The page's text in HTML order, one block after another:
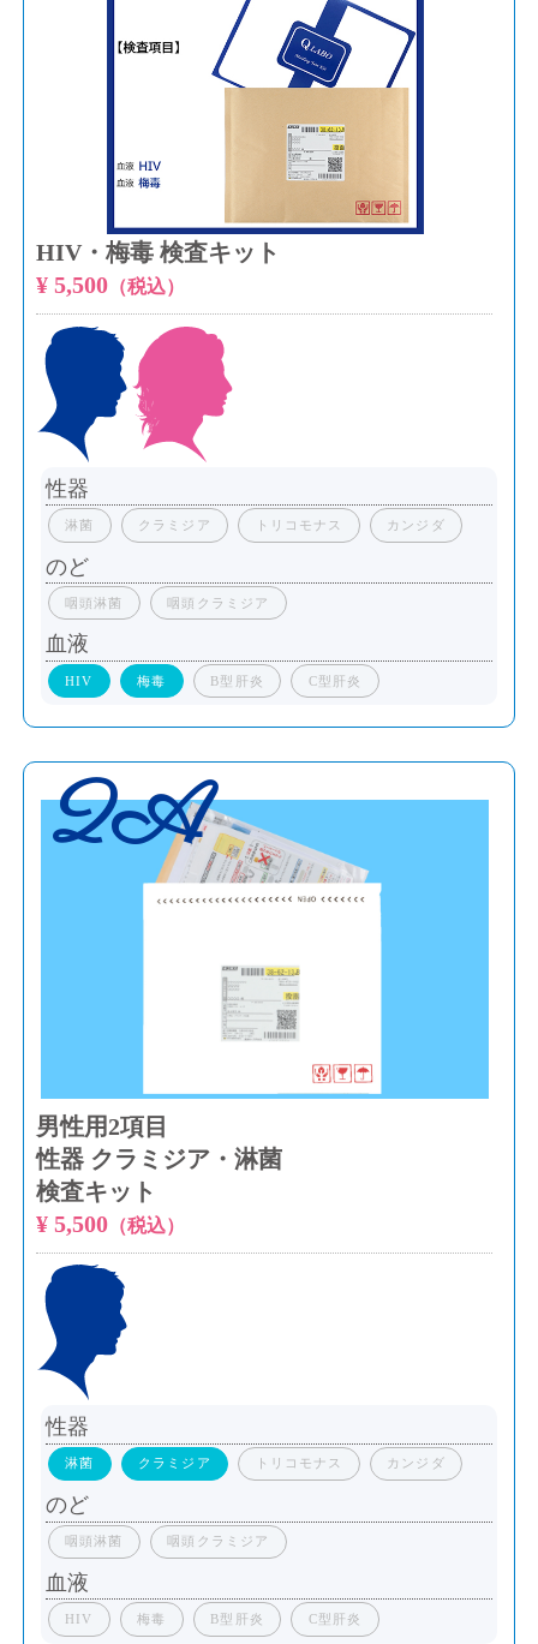
HIV・梅毒 検査キット
¥ 5,500（税込）
性器
淋菌 クラミジア トリコモナス カンジダ
のど
咽頭淋菌 咽頭クラミジア
血液
HIV 梅毒 B型肝炎 C型肝炎
2A
男性用2項目
性器 クラミジア・淋菌
検査キット
¥ 5,500（税込）
性器
淋菌 クラミジア トリコモナス カンジダ
のど
咽頭淋菌 咽頭クラミジア
血液
HIV 梅毒 B型肝炎 C型肝炎